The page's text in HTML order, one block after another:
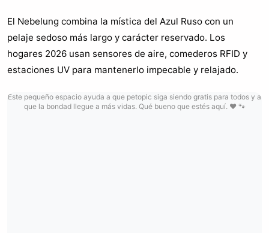
El Nebelung combina la mística del Azul Ruso con un
pelaje sedoso más largo y carácter reservado. Los
hogares 2026 usan sensores de aire, comederos RFID y
estaciones UV para mantenerlo impecable y relajado.
Este pequeño espacio ayuda a que petopic siga siendo gratis para todos y a
que la bondad llegue a más vidas. Qué bueno que estés aquí. ❤️ 🐾